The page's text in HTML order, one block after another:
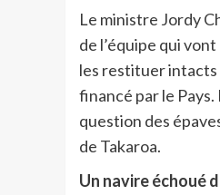
Le ministre Jordy
de l’équipe qui
les restituer intacts
financé par le
question des
de Takaroa.
Un navire échoué